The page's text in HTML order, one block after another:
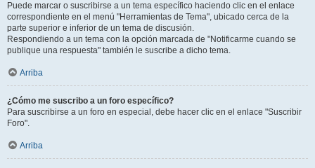
Puede marcar o suscribirse a un tema específico haciendo clic en el enlace
correspondiente en el menú "Herramientas de Tema", ubicado cerca de la
parte superior e inferior de un tema de discusión.
Respondiendo a un tema con la opción marcada de "Notificarme cuando se
publique una respuesta" también le suscribe a dicho tema.
Arriba
¿Cómo me suscribo a un foro específico?
Para suscribirse a un foro en especial, debe hacer clic en el enlace "Suscribir
Foro".
Arriba